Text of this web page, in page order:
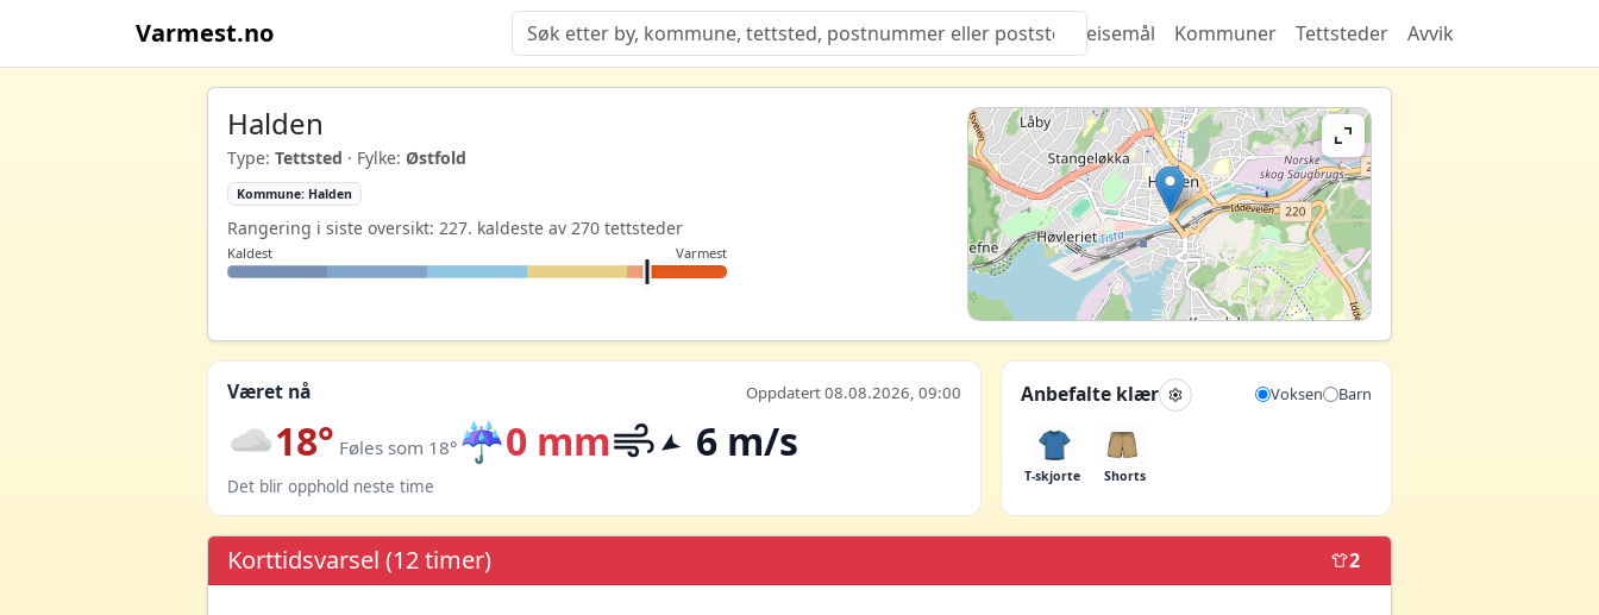
Varmest.no Quiz Reisemål Kommuner Tettsteder Avvik
Halden
Type: Tettsted · Fylke: Østfold
Kommune: Halden
Rangering i siste oversikt: 227. kaldeste av 270 tettsteder
Kaldest Varmest
Været nå Oppdatert 08.08.2026, 09:00
18° Føles som 18° ☔0 mm 6 m/s
Det blir opphold neste time
Anbefalte klær Voksen Barn
T-skjorte Shorts
Korttidsvarsel (12 timer) 2